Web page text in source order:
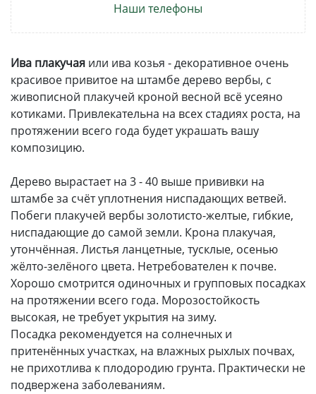
Наши телефоны
Ива плакучая или ива козья - декоративное очень
красивое привитое на штамбе дерево вербы, с
живописной плакучей кроной весной всё усеяно
котиками. Привлекательна на всех стадиях роста, на
протяжении всего года будет украшать вашу
композицию.
Дерево вырастает на 3 - 40 выше прививки на
штамбе за счёт уплотнения ниспадающих ветвей.
Побеги плакучей вербы золотисто-желтые, гибкие,
ниспадающие до самой земли. Крона плакучая,
утончённая. Листья ланцетные, тусклые, осенью
жёлто-зелёного цвета. Нетребователен к почве.
Хорошо смотрится одиночных и групповых посадках
на протяжении всего года. Морозостойкость
высокая, не требует укрытия на зиму.
Посадка рекомендуется на солнечных и
притенённых участках, на влажных рыхлых почвах,
не прихотлива к плодородию грунта. Практически не
подвержена заболеваниям.